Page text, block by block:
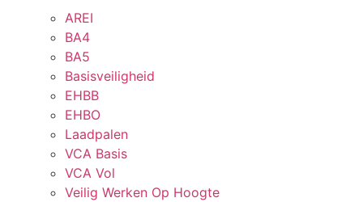
AREI
BA4
BA5
Basisveiligheid
EHBB
EHBO
Laadpalen
VCA Basis
VCA Vol
Veilig Werken Op Hoogte